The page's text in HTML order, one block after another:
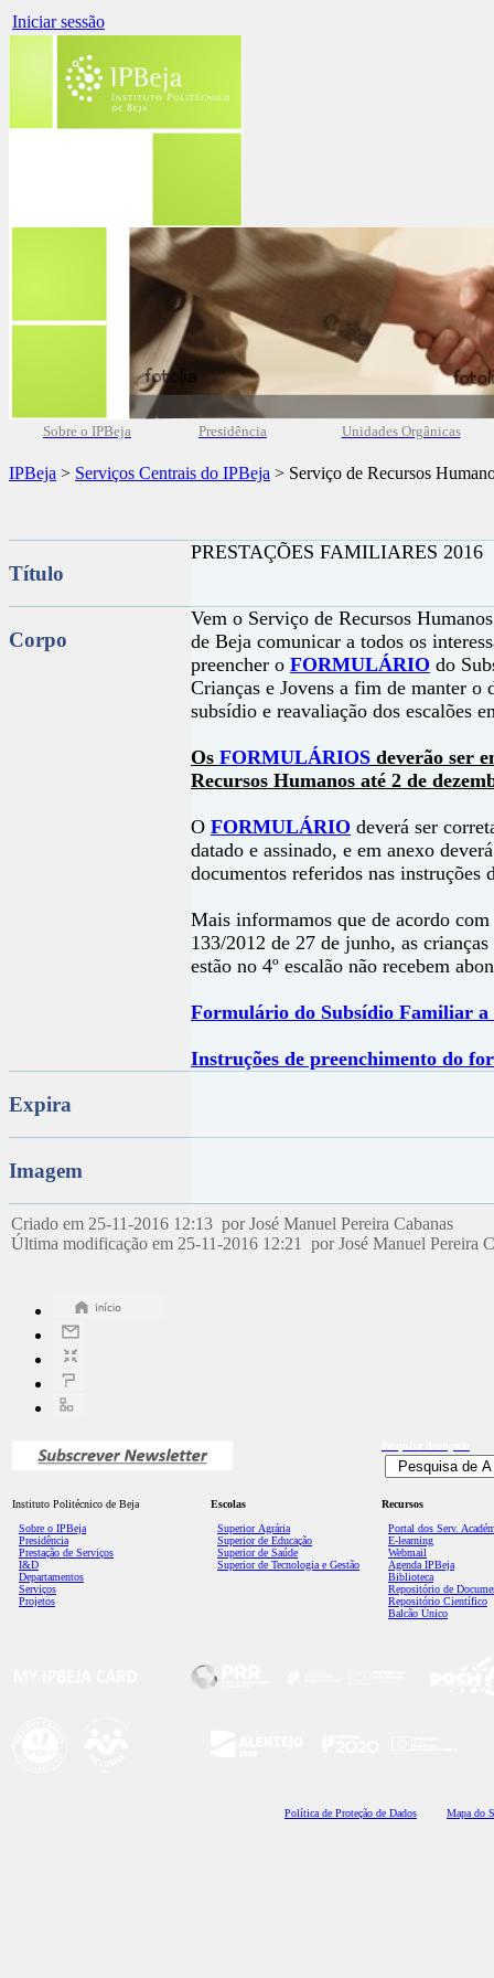
Iniciar sessão
Sobre o IPBeja Presidência Unidades Orgânicas
IPBeja > Serviços Centrais do IPBeja > Serviço de Recursos
Título
PRESTAÇÕES FAMILIARES 2016
Corpo
Vem o Serviço de Recursos
de Beja comunicar a todos os
preencher o FORMULÁRIO do
Crianças e Jovens a fim de manter o
subsídio e reavaliação dos escalões
Os FORMULÁRIOS deverão ser
Recursos Humanos até 2 de
O FORMULÁRIO deverá ser
datado e assinado, e em anexo
documentos referidos nas instruções
Mais informamos que de acordo
133/2012 de 27 de junho, as
estão no 4º escalão não recebem
Formulário do Subsídio Familiar a
Instruções de preenchimento do
Expira
Imagem
Criado em 25-11-2016 12:13 por José Manuel Pereira Cabanas
Última modificação em 25-11-2016 12:21 por José Manuel Pereira
Instituto Politécnico de Beja
Sobre o IPBeja
Presidência
Prestação de Serviços
I&D
Departamentos
Serviços
Projetos
Escolas
Superior Agrária
Superior de Educação
Superior de Saúde
Superior de Tecnologia e Gestão
Recursos
Portal dos Serv.
E-learning
Webmail
Agenda IPBeja
Biblioteca
Repositório de
Repositório Científico
Balcão Único
Política de Proteção de Dados Mapa do